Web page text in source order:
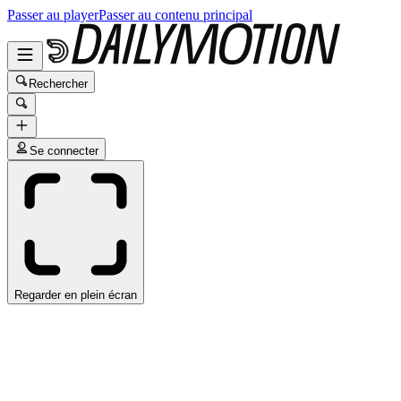
Passer au playerPasser au contenu principal
Rechercher
Se connecter
Regarder en plein écran